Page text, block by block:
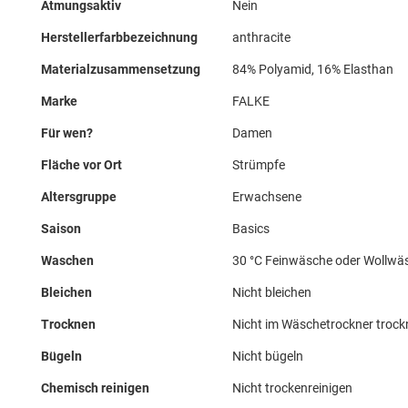
Atmungsaktiv Nein
Herstellerfarbbezeichnung anthracite
Materialzusammensetzung 84% Polyamid, 16% Elasthan
Marke FALKE
Für wen? Damen
Fläche vor Ort Strümpfe
Altersgruppe Erwachsene
Saison Basics
Waschen 30 °C Feinwäsche oder
Bleichen Nicht bleichen
Trocknen Nicht im Wäschetrockner
Bügeln Nicht bügeln
Chemisch reinigen Nicht trockenreinigen